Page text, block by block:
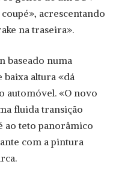
acrescentando
na traseira».
baseado numa
altura «dá
automóvel. «O novo
fluida transição
ao teto panorâmico
com a pintura